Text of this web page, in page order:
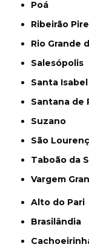
Poá
Ribeirão
Rio Grande
Salesópolis
Santa Isabel
Santana de
Suzano
São
Taboão da
Vargem
Alto do Pari
Brasilândia